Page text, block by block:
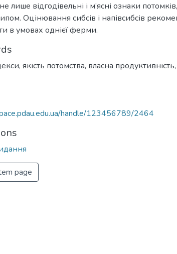
лише відгодівельні і м’ясні ознаки
Оцінювання сибсів і напівсибсів
в умовах однієї ферми.
, якість потомства, власна продуктивність,
handle/123456789/2464
page